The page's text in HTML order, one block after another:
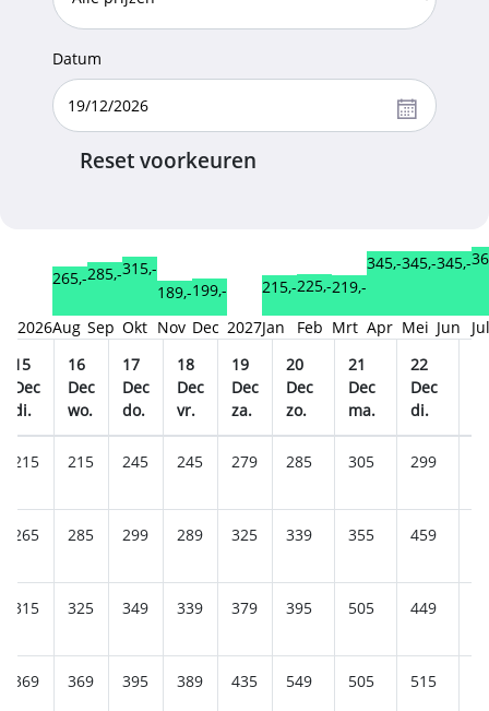
Datum
Reset voorkeuren
2026
265,-
Aug
285,-
Sep
315,-
Okt
189,-
Nov
199,-
Dec 2027
215,-
Jan
225,-
Feb
219,-
Mrt
345,-
Apr
345,-
Mei
345,-
Jun
Jul
15
Dec
di.
16
Dec
wo.
17
Dec
do.
18
Dec
vr.
19
Dec
za.
20
Dec
zo.
21
Dec
ma.
22
Dec
di.
215 215 245 245 279 285 305 299
265 285 299 289 325 339 355 459
315 325 349 339 379 395 505 449
369 369 395 389 435 549 505 515